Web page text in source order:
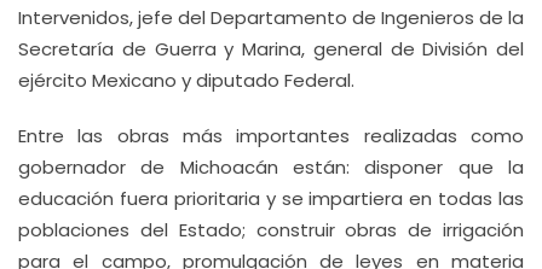
Intervenidos, jefe del Departamento de Ingenieros de la
Secretaría de Guerra y Marina, general de División del
ejército Mexicano y diputado Federal.
Entre las obras más importantes realizadas como
gobernador de Michoacán están: disponer que la
educación fuera prioritaria y se impartiera en todas las
poblaciones del Estado; construir obras de irrigación
para el campo, promulgación de leyes en materia